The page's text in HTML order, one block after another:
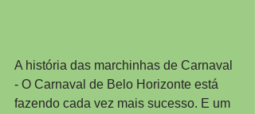
A história das marchinhas de Carnaval
- O Carnaval de Belo Horizonte está
fazendo cada vez mais sucesso. E um